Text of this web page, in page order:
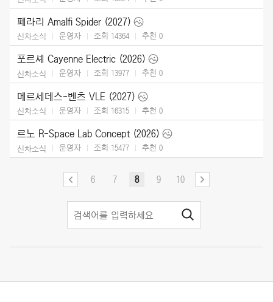
페라리 Amalfi Spider (2027)
신차소식 운영자 조회 14364 추천 0
포르셰 Cayenne Electric (2026)
신차소식 운영자 조회 13977 추천 0
메르세데스-벤츠 VLE (2027)
신차소식 운영자 조회 16315 추천 0
르노 R-Space Lab Concept (2026)
신차소식 운영자 조회 15477 추천 0
6 7 8 9 10